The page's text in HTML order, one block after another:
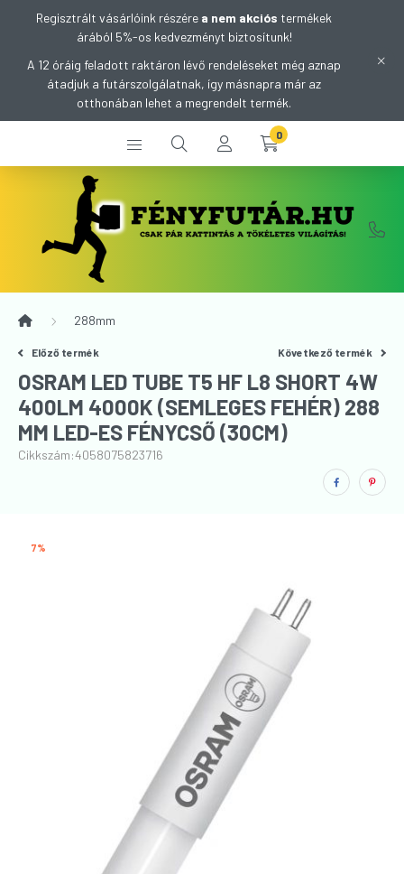
Regisztrált vásárlóink részére a nem akciós termékek
árából 5%-os kedvezményt biztosítunk!
A 12 óráig feladott raktáron lévő rendeléseket még aznap
átadjuk a futárszolgálatnak, így másnapra már az
otthonában lehet a megrendelt termék.
0
288mm
Előző termék Következő termék
OSRAM LED TUBE T5 HF L8 SHORT 4W
400LM 4000K (SEMLEGES FEHÉR) 288
MM LED-ES FÉNYCSŐ (30CM)
Cikkszám:4058075823716
7